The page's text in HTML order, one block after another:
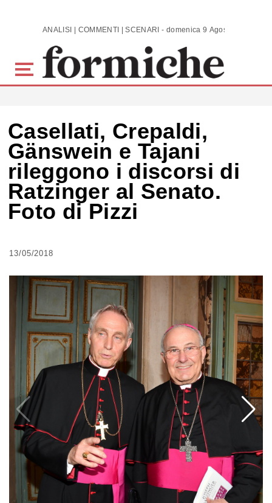
Skip to main content ANALISI | COMMENTI | SCENARI - domenica 9 Agosto 2026
Casellati, Crepaldi,
Gänswein e Tajani
rileggono i discorsi di
Ratzinger al Senato.
Foto di Pizzi
13/05/2018